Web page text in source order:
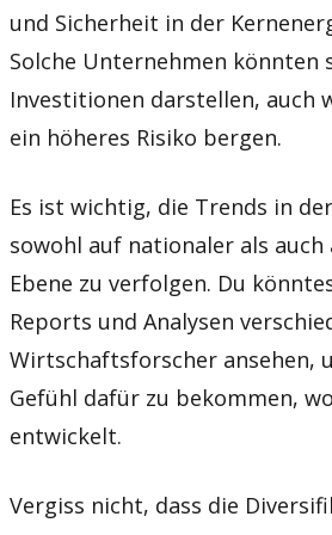
und Sicherheit in der
Solche Unternehmen könnten
Investitionen darstellen, auch
ein höheres Risiko bergen.
Es ist wichtig, die Trends in
sowohl auf nationaler als
Ebene zu verfolgen. Du
Reports und Analysen
Wirtschaftsforscher ansehen,
Gefühl dafür zu bekommen,
entwickelt.
Vergiss nicht, dass die